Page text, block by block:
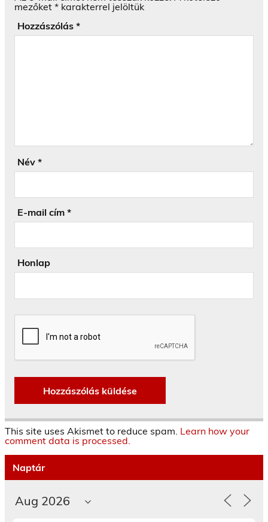
mezőket * karakterrel jelöltük
Hozzászólás *
Név *
E-mail cím *
Honlap
This site uses Akismet to reduce spam. Learn how your
comment data is processed.
Naptár